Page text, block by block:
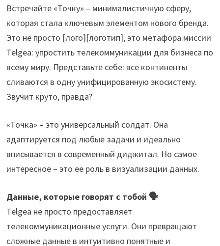
Встречайте «Точку» – минималистичную сферу,
которая стала ключевым элементом нового бренда.
Это не просто [лого][логотип], это метафора миссии
Telgea: упростить телекоммуникации для бизнеса по
всему миру. Представьте себе: все континенты
сливаются в одну унифицированную экосистему.
Звучит круто, правда?
«Точка» – это универсальный солдат. Она
адаптируется под любые задачи и идеально
вписывается в современный диджитал. Но самое
интересное – это ее роль в визуализации данных.
Данные, которые говорят с тобой 🗣️
Telgea не просто предоставляет
телекоммуникационные услуги. Они превращают
сложные данные в интуитивно понятные и